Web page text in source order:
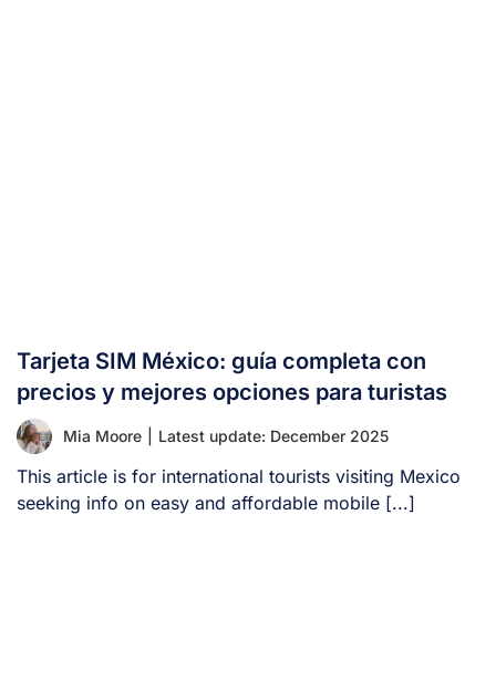
Tarjeta SIM México: guía completa con
precios y mejores opciones para turistas
Mia Moore Latest update: December 2025
This article is for international tourists visiting Mexico
seeking info on easy and affordable mobile [...]